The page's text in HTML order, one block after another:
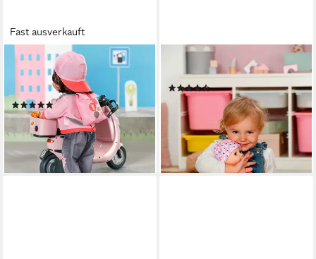
Fast ausverkauft
BABY BORN
Puppenkleidung Snack Shop
Outfit, 43cm
(3)
18,99 €
lieferbar - in 2-3 Werktagen bei dir
BABY BORN
Babypuppe Anna 36 cm
(13)
ab 19,79 € UVP24,99 €
-21%
lieferbar - in 1-2 Werktagen bei dir